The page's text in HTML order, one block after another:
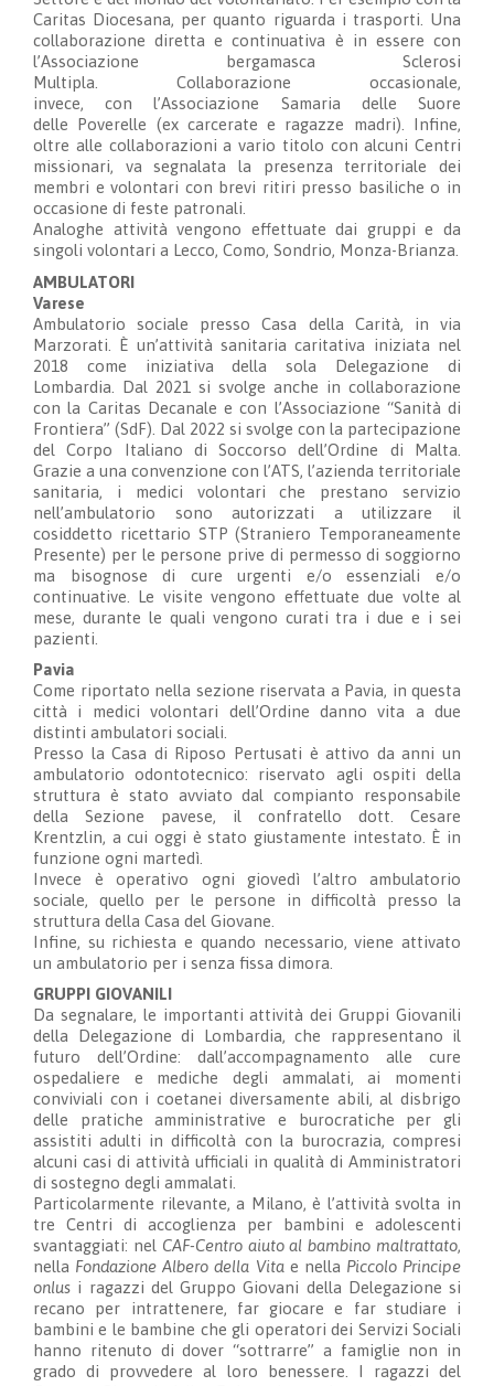
Caritas Diocesana, perquanto riguarda i trasporti. Una
collaborazione diretta e continuativa è in essere con
l’Associazione bergamasca Sclerosi
Multipla.
Collaborazione occasionale,
invece, conl’Associazione Samaria delle Suore
delle Poverelle (ex carcerate e ragazze madri) . Infine,
oltre alle collaborazioni a vario titolo con alcuni Centri
missionari, va segnalata la presenza territorialedei
membri e volontari con brevi ritiri presso basiliche o in
occasione di feste patronali
Analoghe attività vengono effettuate dai gruppi e da
singoli volontari a Lecco, Como, Sondrio, Monza-Brianza.
AMBULATORI
Varese
Ambulatorio sociale presso Casa della Carità, in via
Marzorati. È un’attività sanitaria caritativa iniziata nel
2018 come iniziativa della sola Delegazione di
Lombardia. Dal 2021 si svolge anche in collaborazione
con la Caritas Decanale e con l’Associazione “Sanità di
Frontiera” (SdF). Dal 2022 si svolge con la partecipazione
del Corpo Italiano di Soccorso dell’Ordine di Malta.
Grazie a una convenzione con l’ATS, l’azienda territoriale
sanitaria, i medici volontari che prestano servizio
nell’ambulatorio sono autorizzati a utilizzare il
cosiddetto ricettario STP (Straniero Temporaneamente
Presente) per le persone prive di permesso di soggiorno
ma bisognose di cure urgenti e/o essenziali e/o
continuative. Le visite vengono effettuate due volte al
mese, durante le quali vengono curati tra i due e i sei
pazienti.
Pavia
Come riportato nella sezione riservata a Pavia, in questa
città i medici volontari dell’Ordine danno vita a due
distinti ambulatori sociali.
Presso la Casa di Riposo Pertusati è attivo da anni un
ambulatorio odontotecnico: riservato agli ospiti della
struttura è stato avviato dal compianto responsabile
della Sezione pavese, il confratello dott. Cesare
Krentzlin, a cui oggi è stato giustamente intestato. È in
funzione ogni martedì.
Invece è operativo ogni giovedì l’altro ambulatorio
sociale, quello per le persone in difficoltà presso la
struttura della Casa del Giovane.
Infine, su richiesta e quando necessario, viene attivato
un ambulatorio per i senza fissa dimora.
GRUPPI GIOVANILI
Da segnalare, le importanti attività dei Gruppi Giovanili
della Delegazione di Lombardia, che rappresentano il
futuro dell’Ordine: dall’accompagnamento alle cure
ospedaliere e medichedegli ammalati, ai momenti
conviviali con i coetanei diversamente abili, al disbrigo
delle pratiche amministrative e burocratiche per gli
assistitiadulti in difficoltà con la burocrazia, compresi
alcuni casi di attività ufficiali in qualità di Amministratori
di sostegno degli ammalati.
Particolarmente rilevante, a Milano, è l’attività svolta in
tre Centri di accoglienza per bambini e adolescenti
svantaggiati: nel CAF-Centro aiuto al bambino maltrattato,
nella Fondazione Albero della Vitae nella Piccolo Principe
onlus i ragazzi del Gruppo Giovani della Delegazione si
recano per intrattenere, far giocare e far studiare i
bambini e le bambine che gli operatori dei Servizi Sociali
hanno ritenuto di dover “sottrarre” a famiglie non in
grado di provvedere al loro benessere. I ragazzi del